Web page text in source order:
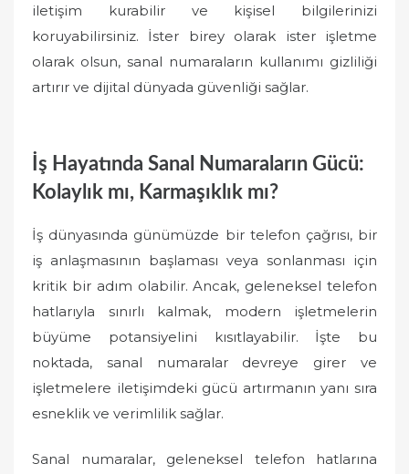
iletişim kurabilir ve kişisel bilgilerinizi
koruyabilirsiniz. İster birey olarak ister işletme
olarak olsun, sanal numaraların kullanımı gizliliği
artırır ve dijital dünyada güvenliği sağlar.
İş Hayatında Sanal Numaraların Gücü:
Kolaylık mı, Karmaşıklık mı?
İş dünyasında günümüzde bir telefon çağrısı, bir
iş anlaşmasının başlaması veya sonlanması için
kritik bir adım olabilir. Ancak, geleneksel telefon
hatlarıyla sınırlı kalmak, modern işletmelerin
büyüme potansiyelini kısıtlayabilir. İşte bu
noktada, sanal numaralar devreye girer ve
işletmelere iletişimdeki gücü artırmanın yanı sıra
esneklik ve verimlilik sağlar.
Sanal numaralar, geleneksel telefon hatlarına